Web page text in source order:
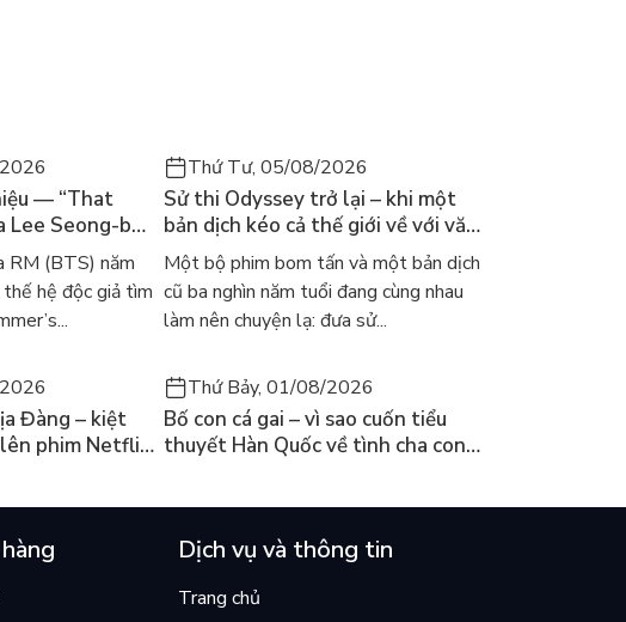
— “That
Lee Seong-bok
sau 4 năm
RM (BTS) năm
hệ độc giả tìm
Thứ Tư, 05/08/2026
Sử thi Odyssey trở lại – khi một
bản dịch kéo cả thế giới về với văn
học kinh điển
Một bộ phim bom tấn và một bản dịch
cũ ba nghìn năm tuổi đang cùng nhau
làm nên chuyện lạ: đưa sử...
Đàng – kiệt
phim Netflix
Thứ Bảy, 01/08/2026
Bố con cá gai – vì sao cuốn tiểu
thuyết Hàn Quốc về tình cha con
Dịch vụ và thông tin
Trang chủ